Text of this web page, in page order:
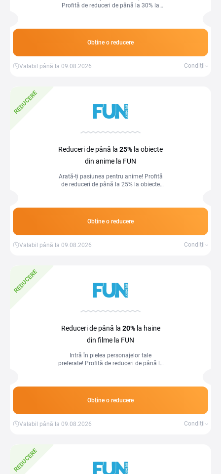
Profită de reduceri de până la 30% la
Obține o reducere
Valabil până la 09.08.2026 Condiții
REDUCERE
Reduceri de până la 25% la obiecte
din anime la FUN
Arată-ți pasiunea pentru anime! Profită
de reduceri de până la 25% la obiecte
Obține o reducere
Valabil până la 09.08.2026 Condiții
REDUCERE
Reduceri de până la 20%la haine
din filme la FUN
Intră în pielea personajelor tale
preferate! Profită de reduceri de până la
Obține o reducere
Valabil până la 09.08.2026 Condiții
REDUCERE